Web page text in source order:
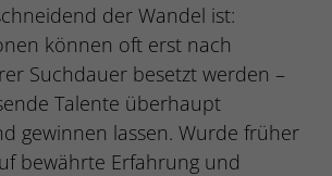
der Wandel ist:
können oft erst nach
Suchdauer besetzt werden –
Talente überhaupt
gewinnen lassen. Wurde früher
bewährte Erfahrung und